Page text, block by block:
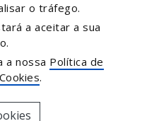
o tráfego.
a aceitar a sua
a nossa Política de
.